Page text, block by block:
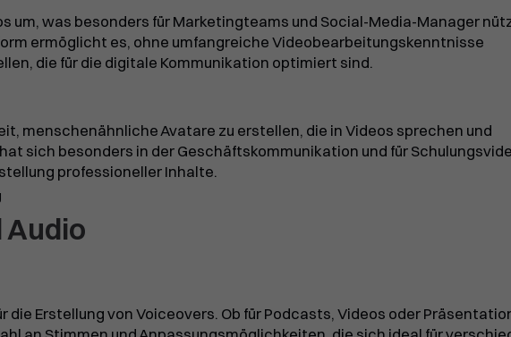
um, was besonders für Marketingteams und Social-Media-Manager
ermöglicht es, ohne umfangreiche Videobearbeitungskenntnisse
die für die digitale Kommunikation optimiert sind.
menschenähnliche Avatare zu erstellen, die in Videos sprechen und
sich besonders in der Geschäftskommunikation und für
professioneller Inhalte.
Audio
die Erstellung von Voiceovers. Ob für Podcasts, Videos oder